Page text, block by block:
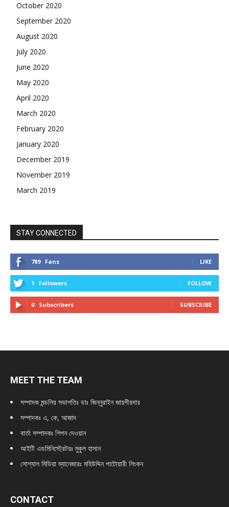
October 2020
September 2020
August 2020
July 2020
June 2020
May 2020
April 2020
March 2020
February 2020
January 2020
December 2019
November 2019
March 2019
STAY CONNECTED
789 Fans LIKE
1 Followers FOLLOW
0 Subscribers SUBSCRIBE
MEET THE TEAM
সম্পাদক মন্ডলির সভাপতিঃ ডাঃ জিন্নুরাইন জায়গীরদার
সম্পাদকঃ এ, কে, আজাদ
বার্তা সম্পাদকঃ শিপন দেওয়ান
আইটি এডমিনিস্ট্রেটরঃ মুকুল হাসান
সোশ্যাল মিডিয়া ম্যানেজারঃ মহিউদ্দিন পাটোয়ারী লিংকন
CONTACT